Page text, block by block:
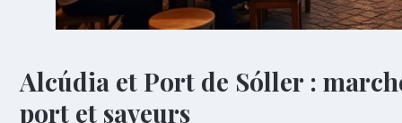
Alcúdia et Port de Sóller :
port et saveurs